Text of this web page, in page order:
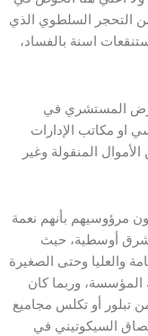
التحجر السلطوي الذي
اسنة بالفساد،
او مكاتب الإدارات
المنقولة وغير
مرؤوسيهم بأنهم نعمة
أوسطية، حيث
والعليا وحتى الصغيرة
وربما كان
تبلور أو تكلس مجاميع
السيكوتيني في